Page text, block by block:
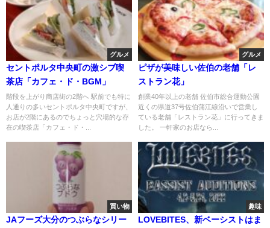
グルメ
セントポルタ中央町の激シブ喫
茶店「カフェ・ド・BGM」
階段を上がり商店街の2階へ 駅前でも特に
人通りの多いセントポルタ中央町ですが、
お店が2階にあるのでちょっと穴場的な存
在の喫茶店「カフェ・ド・...
グルメ
ピザが美味しい佐伯の老舗「レ
ストラン花」
創業40年以上の老舗 佐伯市総合運動公園
近くの県道37号佐伯蒲江線沿いで営業し
ている老舗「レストラン花」に行ってきま
した。 一軒家のお店なら...
買い物
JAフーズ大分のつぶらなシリー
趣味
LOVEBITES、新ベーシストはま